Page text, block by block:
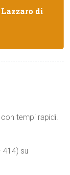
di
tempi rapidi.
414) su